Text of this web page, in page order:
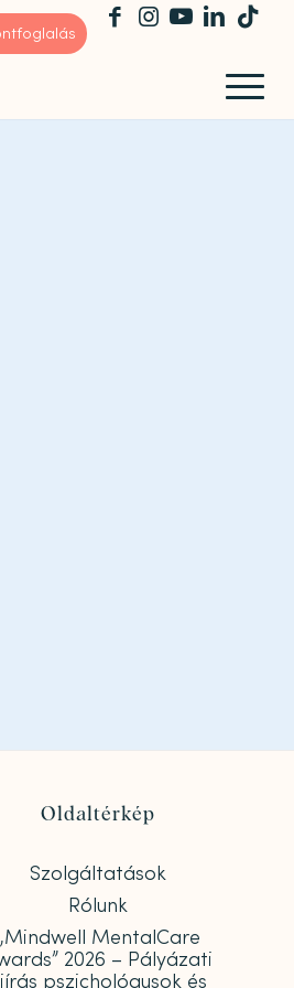
Oldaltérkép
Szolgáltatások
Rólunk
MentalCare
2026 – Pályázati
pszichológusok és